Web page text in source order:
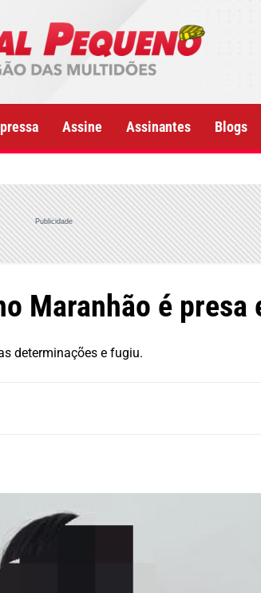
Assine Assinantes Blogs
Publicidade
Maranhão é presa
determinações e fugiu.